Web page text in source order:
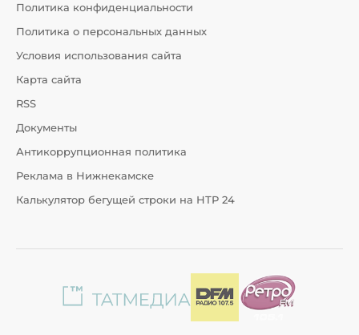
Политика конфиденциальности
Политика о персональных данных
Условия использования сайта
Карта сайта
RSS
Документы
Антикоррупционная политика
Реклама в Нижнекамске
Калькулятор бегущей строки на НТР 24